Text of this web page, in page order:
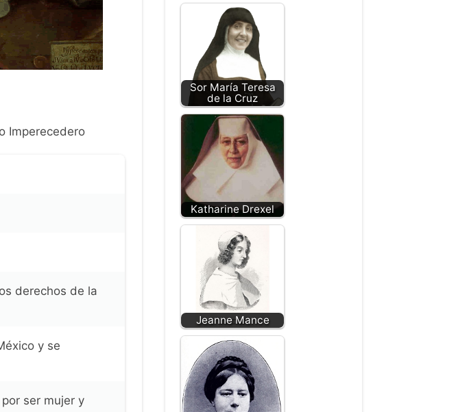
Imperecedero
derechos de la
y se
ser mujer y
Sor María Teresa
de la Cruz
Katharine Drexel
Jeanne Mance